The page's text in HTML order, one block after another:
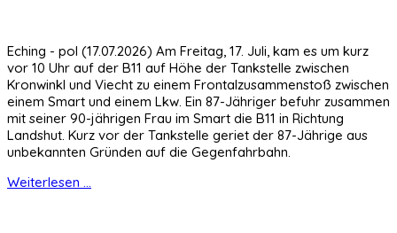
Eching - pol (17.07.2026) Am Freitag, 17. Juli, kam es um kurz
vor 10 Uhr auf der B11 auf Höhe der Tankstelle zwischen
Kronwinkl und Viecht zu einem Frontalzusammenstoß zwischen
einem Smart und einem Lkw. Ein 87-Jähriger befuhr zusammen
mit seiner 90-jährigen Frau im Smart die B11 in Richtung
Landshut. Kurz vor der Tankstelle geriet der 87-Jährige aus
unbekannten Gründen auf die Gegenfahrbahn.
Weiterlesen ...